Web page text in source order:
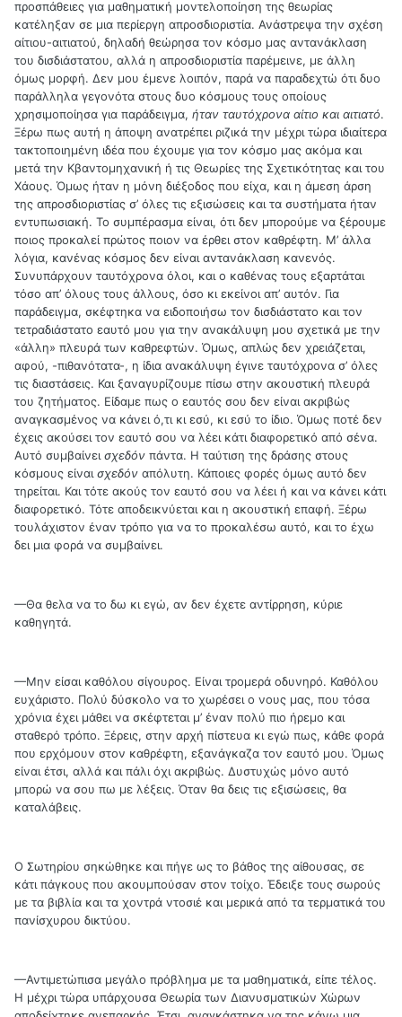
προσπάθειες για μαθηματική μοντελοποίηση της θεωρίας
κατέληξαν σε μια περίεργη απροσδιοριστία. Ανάστρεψα την σχέση
αίτιου-αιτιατού, δηλαδή θεώρησα τον κόσμο μας αντανάκλαση
του δισδιάστατου, αλλά η απροσδιοριστία παρέμεινε, με άλλη
όμως μορφή. Δεν μου έμενε λοιπόν, παρά να παραδεχτώ ότι δυο
παράλληλα γεγονότα στους δυο κόσμους τους οποίους
χρησιμοποίησα για παράδειγμα, ήταν ταυτόχρονα αίτιο και αιτιατό.
Ξέρω πως αυτή η άποψη ανατρέπει ριζικά την μέχρι τώρα ιδιαίτερα
τακτοποιημένη ιδέα που έχουμε για τον κόσμο μας ακόμα και
μετά την Κβαντομηχανική ή τις Θεωρίες της Σχετικότητας και του
Χάους. Όμως ήταν η μόνη διέξοδος που είχα, και η άμεση άρση
της απροσδιοριστίας σ’ όλες τις εξισώσεις και τα συστήματα ήταν
εντυπωσιακή. Το συμπέρασμα είναι, ότι δεν μπορούμε να ξέρουμε
ποιος προκαλεί πρώτος ποιον να έρθει στον καθρέφτη. Μ’ άλλα
λόγια, κανένας κόσμος δεν είναι αντανάκλαση κανενός.
Συνυπάρχουν ταυτόχρονα όλοι, και ο καθένας τους εξαρτάται
τόσο απ’ όλους τους άλλους, όσο κι εκείνοι απ’ αυτόν. Για
παράδειγμα, σκέφτηκα να ειδοποιήσω τον δισδιάστατο και τον
τετραδιάστατο εαυτό μου για την ανακάλυψη μου σχετικά με την
«άλλη» πλευρά των καθρεφτών. Όμως, απλώς δεν χρειάζεται,
αφού, -πιθανότατα-, η ίδια ανακάλυψη έγινε ταυτόχρονα σ’ όλες
τις διαστάσεις. Και ξαναγυρίζουμε πίσω στην ακουστική πλευρά
του ζητήματος. Είδαμε πως ο εαυτός σου δεν είναι ακριβώς
αναγκασμένος να κάνει ό,τι κι εσύ, κι εσύ το ίδιο. Όμως ποτέ δεν
έχεις ακούσει τον εαυτό σου να λέει κάτι διαφορετικό από σένα.
Αυτό συμβαίνει σχεδόν πάντα. Η ταύτιση της δράσης στους
κόσμους είναι σχεδόν απόλυτη. Κάποιες φορές όμως αυτό δεν
τηρείται. Και τότε ακούς τον εαυτό σου να λέει ή και να κάνει κάτι
διαφορετικό. Τότε αποδεικνύεται και η ακουστική επαφή. Ξέρω
τουλάχιστον έναν τρόπο για να το προκαλέσω αυτό, και το έχω
δει μια φορά να συμβαίνει.
—Θα θελα να το δω κι εγώ, αν δεν έχετε αντίρρηση, κύριε
καθηγητά.
—Μην είσαι καθόλου σίγουρος. Είναι τρομερά οδυνηρό. Καθόλου
ευχάριστο. Πολύ δύσκολο να το χωρέσει ο νους μας, που τόσα
χρόνια έχει μάθει να σκέφτεται μ’ έναν πολύ πιο ήρεμο και
σταθερό τρόπο. Ξέρεις, στην αρχή πίστευα κι εγώ πως, κάθε φορά
που ερχόμουν στον καθρέφτη, εξανάγκαζα τον εαυτό μου. Όμως
είναι έτσι, αλλά και πάλι όχι ακριβώς. Δυστυχώς μόνο αυτό
μπορώ να σου πω με λέξεις. Όταν θα δεις τις εξισώσεις, θα
καταλάβεις.
Ο Σωτηρίου σηκώθηκε και πήγε ως το βάθος της αίθουσας, σε
κάτι πάγκους που ακουμπούσαν στον τοίχο. Έδειξε τους σωρούς
με τα βιβλία και τα χοντρά ντοσιέ και μερικά από τα τερματικά του
πανίσχυρου δικτύου.
—Αντιμετώπισα μεγάλο πρόβλημα με τα μαθηματικά, είπε τέλος.
Η μέχρι τώρα υπάρχουσα Θεωρία των Διανυσματικών Χώρων